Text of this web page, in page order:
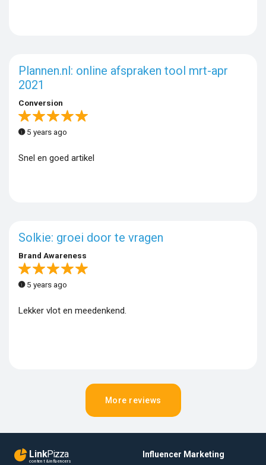
Plannen.nl: online afspraken tool mrt-apr
2021
Conversion
5 years ago
Snel en goed artikel
Solkie: groei door te vragen
Brand Awareness
5 years ago
Lekker vlot en meedenkend.
More reviews
LinkPizza
content & influencers
Influencer Marketing